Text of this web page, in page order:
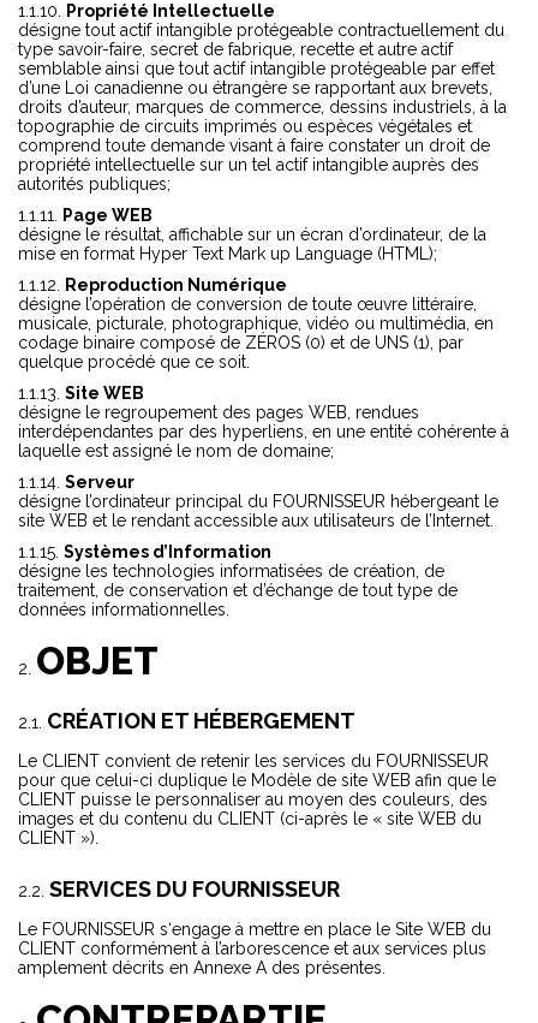
Propriété Intellectuelle
désigne tout actif intangible protégeable contractuellement du
type savoir-faire, secret de fabrique, recette et autre actif
semblable ainsi que tout actif intangible protégeable par effet
d’une Loi canadienne ou étrangère se rapportant aux brevets,
droits d’auteur, marques de commerce, dessins industriels, à la
topographie de circuits imprimés ou espèces végétales et
comprend toute demande visant à faire constater un droit de
propriété intellectuelle sur un tel actif intangible auprès des
autorités publiques;
Page WEB
désigne le résultat, affichable sur un écran d’ordinateur, de la
mise en format Hyper Text Mark up Language (HTML);
Reproduction Numérique
désigne l’opération de conversion de toute œuvre littéraire,
musicale, picturale, photographique, vidéo ou multimédia, en
codage binaire composé de ZÉROS (0) et de UNS (1), par
quelque procédé que ce soit.
Site WEB
désigne le regroupement des pages WEB, rendues
interdépendantes par des hyperliens, en une entité cohérente à
laquelle est assigné le nom de domaine;
Serveur
désigne l’ordinateur principal du FOURNISSEUR hébergeant le
site WEB et le rendant accessible aux utilisateurs de l’Internet.
Systèmes d’Information
désigne les technologies informatisées de création, de
traitement, de conservation et d’échange de tout type de
données informationnelles.
OBJET
CRÉATION ET HÉBERGEMENT
Le CLIENT convient de retenir les services du FOURNISSEUR
pour que celui-ci duplique le Modèle de site WEB afin que le
CLIENT puisse le personnaliser au moyen des couleurs, des
images et du contenu du CLIENT (ci-après le « site WEB du
CLIENT »).
SERVICES DU FOURNISSEUR
Le FOURNISSEUR s‘engage à mettre en place le Site WEB du
CLIENT conformément à l’arborescence et aux services plus
amplement décrits en Annexe A des présentes.